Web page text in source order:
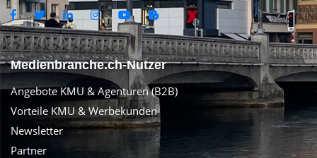
Medienbranche.ch-Nutzer
Angebote KMU & Agenturen (B2B)
Vorteile KMU & Werbekunden
Newsletter
Partner